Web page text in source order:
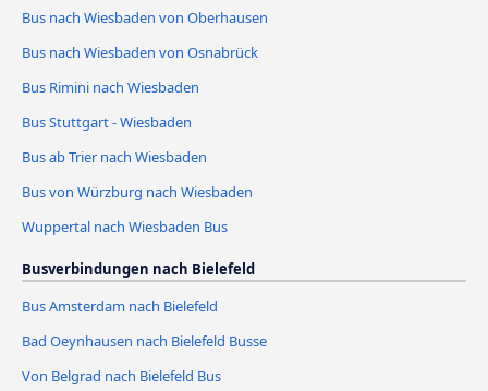
Bus nach Wiesbaden von Oberhausen
Bus nach Wiesbaden von Osnabrück
Bus Rimini nach Wiesbaden
Bus Stuttgart - Wiesbaden
Bus ab Trier nach Wiesbaden
Bus von Würzburg nach Wiesbaden
Wuppertal nach Wiesbaden Bus
Busverbindungen nach Bielefeld
Bus Amsterdam nach Bielefeld
Bad Oeynhausen nach Bielefeld Busse
Von Belgrad nach Bielefeld Bus